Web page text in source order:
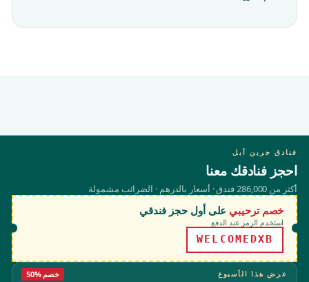
فنادق جرين آبل
احجز فنادقك معنا
أكثر من 286,000 فندق · أسعار بالدرهم · الضرائب مشمولة
خصم ترحيبي على أول حجز فندقي
استخدم الرمز عند الدفع
WELCOMEDXB
عرض هذا الأسبوع 50% خصم